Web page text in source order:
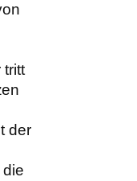
tritt
der
die